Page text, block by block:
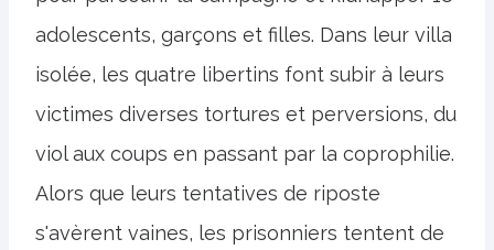
adolescents, garçons et filles. Dans leur villa
isolée, les quatre libertins font subir à leurs
victimes diverses tortures et perversions, du
viol aux coups en passant par la coprophilie.
Alors que leurs tentatives de riposte
s'avèrent vaines, les prisonniers tentent de